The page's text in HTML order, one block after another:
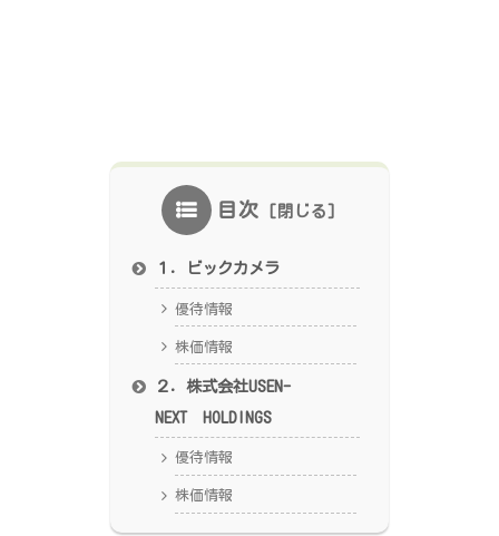
目次
１．ビックカメラ
優待情報
株価情報
２．株式会社USEN-
NEXT HOLDINGS
優待情報
株価情報